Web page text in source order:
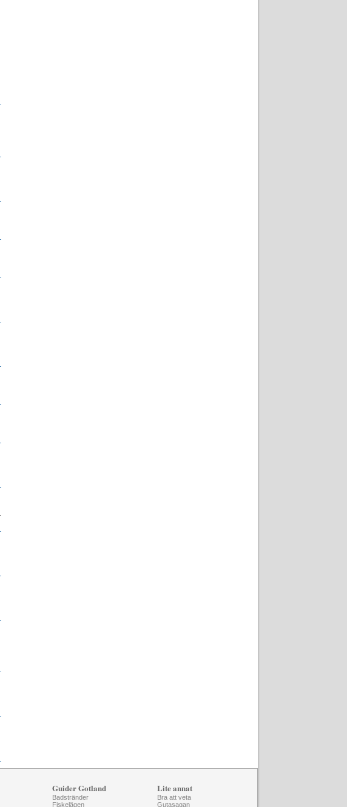
Guider Gotland
Badstränder
Fiskelägen
Lite annat
Bra att veta
Gutasagan